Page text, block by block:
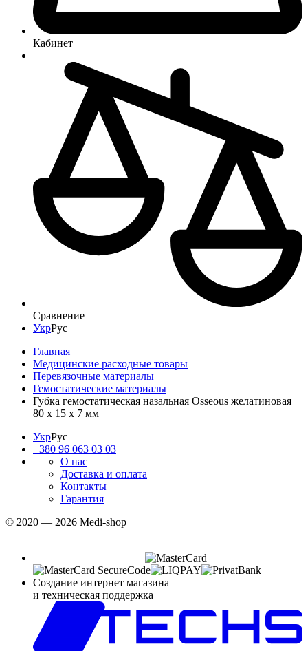
Кабинет
Сравнение
УкрРус
Главная
Медицинские расходные товары
Перевязочные материалы
Гемостатические материалы
Губка гемостатическая назальная Osseous желатиновая
80 x 15 x 7 мм
УкрРус
+380 96 063 03 03
О нас
Доставка и оплата
Контакты
Гарантия
© 2020 — 2026 Medi-shop
Создание интернет магазина
и техническая поддержка